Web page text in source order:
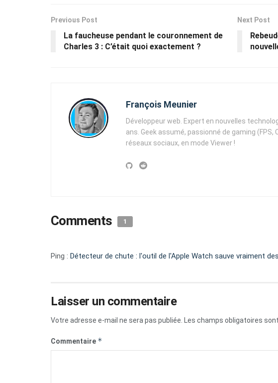
Previous Post
La faucheuse pendant le couronnement de
Charles 3 : C’était quoi exactement ?
Next Post
François Meunier
Développeur web. Expert en nouvelles
ans. Geek assumé, passionné de gaming
réseaux sociaux, en mode Viewer !
Comments 1
Ping : Détecteur de chute : l'outil de l'Apple Watch sauve vraiment
Laisser un commentaire
Votre adresse e-mail ne sera pas publiée. Les champs obligatoires
Commentaire *